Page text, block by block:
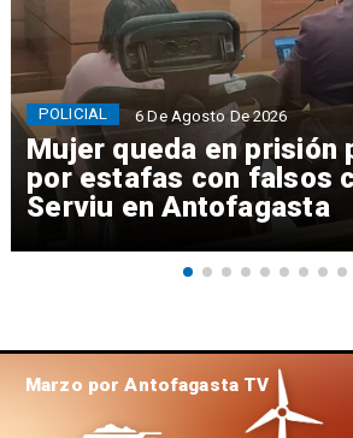
Mujer queda en prisión
por estafas con falsos
Serviu en Antofagasta
POLICIAL 6 De Agosto De 2026
Marzo por Antofagasta TV